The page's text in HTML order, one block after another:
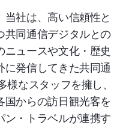
社は、高い信頼性と
共同通信デジタルとの
ュースや文化・歴史
に発信してきた共同通
なスタッフを擁し、
国からの訪日観光客を
ン・トラベルが連携す